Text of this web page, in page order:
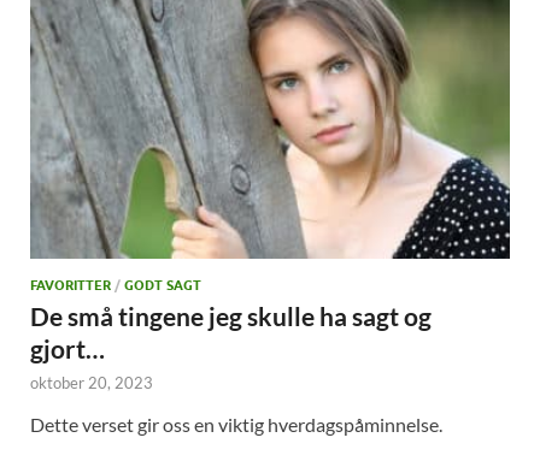
FAVORITTER / GODT SAGT
De små tingene jeg skulle ha sagt og
gjort…
oktober 20, 2023
Dette verset gir oss en viktig hverdagspåminnelse.